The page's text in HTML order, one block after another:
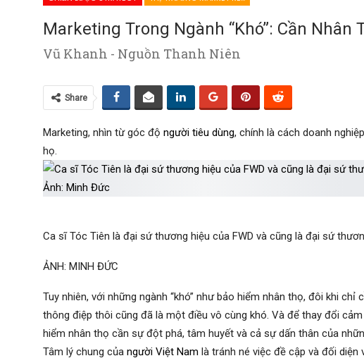
Marketing Trong Ngành “khó”: Cần Nhân
Vũ Khanh - Nguồn Thanh Niên
Share
Marketing, nhìn từ góc độ người tiêu dùng, chính là cách doanh
họ.
Ca sĩ Tóc Tiên là đại sứ thương hiệu của FWD và cũng là đại sứ
ẢNH: MINH ĐỨC
Tuy nhiên, với những ngành “khó” như bảo hiểm nhân thọ, đôi khi
thông điệp thôi cũng đã là một điều vô cùng khó. Và để thay đổi
hiểm nhân thọ cần sự đột phá, tâm huyết và cả sự dấn thân của
Tâm lý chung của người Việt Nam là tránh né việc đề cập và đối